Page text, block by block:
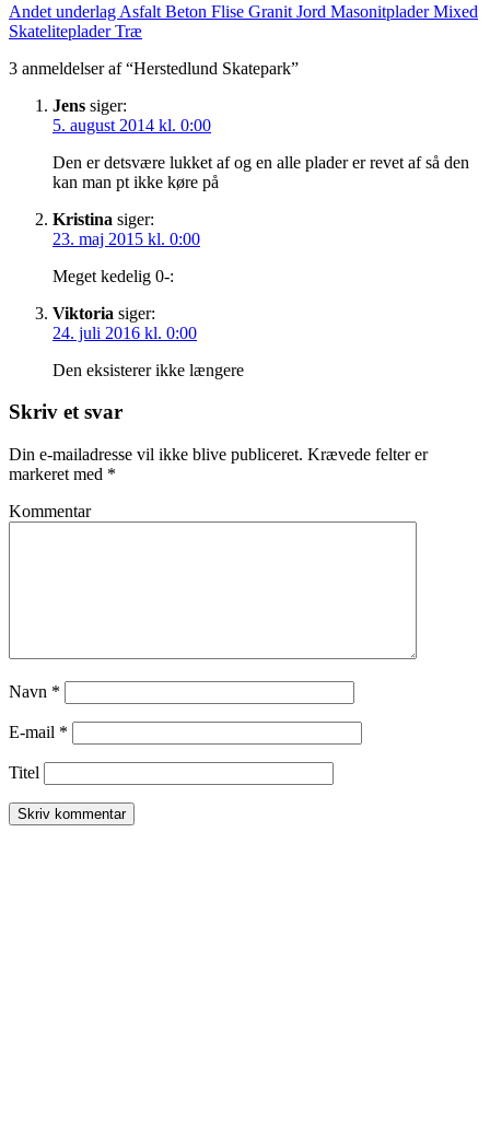
Andet underlag Asfalt Beton Flise Granit Jord MasonitpladerMixed
SkatelitepladerTræ
3 anmeldelser af “Herstedlund Skatepark”
Jens siger:
5. august 2014 kl. 0:00
Den er detsvære lukket af og en alle plader er revet af så den
kan man pt ikke køre på
Kristina siger:
23. maj 2015 kl. 0:00
Meget kedelig 0-:
Viktoria siger:
24. juli 2016 kl. 0:00
Den eksisterer ikke længere
Skriv et svar
Din e-mailadresse vil ikke blive publiceret. Krævede felter er
markeret med *
Kommentar
Navn *
E-mail *
Titel